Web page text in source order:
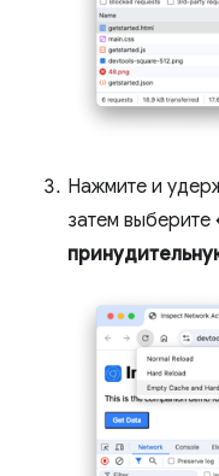
Нажмите и
затем выберите